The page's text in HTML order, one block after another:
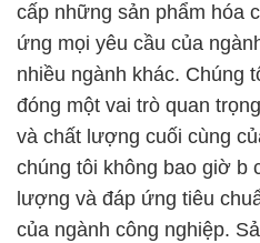
cấp những sản phẩm hóa
ứng mọi yêu cầu của
nhiều ngành khác. Chúng
đóng một vai trò quan
và chất lượng cuối cùng
chúng tôi không bao giờ b
lượng và đáp ứng tiêu
của ngành công nghiệp.